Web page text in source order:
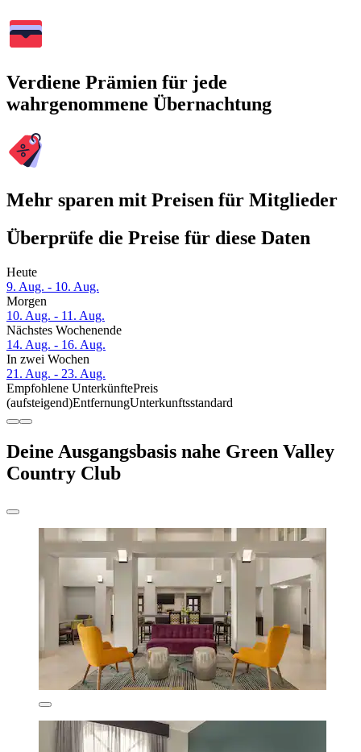
Verdiene Prämien für jede
wahrgenommene Übernachtung
Mehr sparen mit Preisen für Mitglieder
Überprüfe die Preise für diese Daten
Heute
9. Aug. - 10. Aug.
Morgen
10. Aug. - 11. Aug.
Nächstes Wochenende
14. Aug. - 16. Aug.
In zwei Wochen
21. Aug. - 23. Aug.
Empfohlene UnterkünftePreis
(aufsteigend)EntfernungUnterkunftsstandard
Deine Ausgangsbasis nahe Green Valley
Country Club